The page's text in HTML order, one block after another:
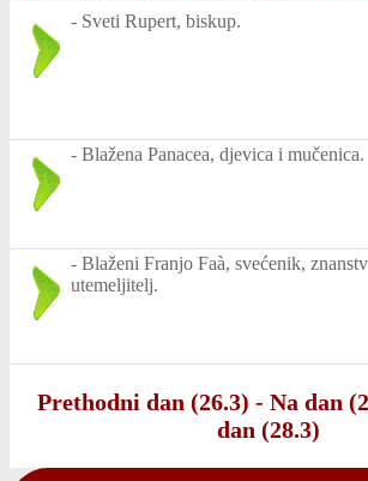
- Sveti Rupert, biskup.
- Blažena Panacea, djevica i mučenica.
- Blaženi Franjo Faà, svećenik,
utemeljitelj.
Prethodni dan (26.3) - Na dan
dan (28.3)